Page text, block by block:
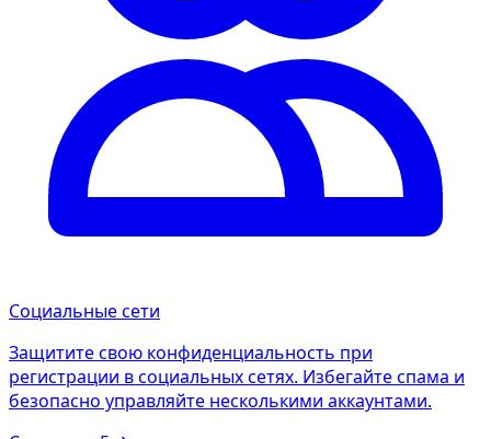
Социальные сети
Защитите свою конфиденциальность при
регистрации в социальных сетях. Избегайте спама и
безопасно управляйте несколькими аккаунтами.